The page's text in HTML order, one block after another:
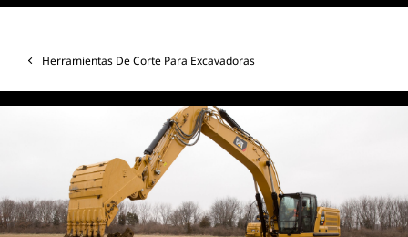
Herramientas De Corte Para Excavadoras